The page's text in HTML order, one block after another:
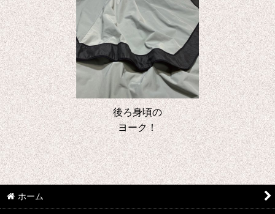
後ろ身頃の
ヨーク！
ホーム